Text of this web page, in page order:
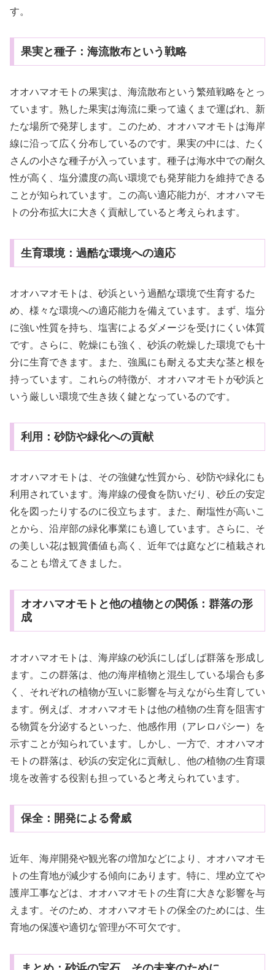
す。
果実と種子：海流散布という戦略
オオハマオモトの果実は、海流散布という繁殖戦略をとっ
ています。熟した果実は海流に乗って遠くまで運ばれ、新
たな場所で発芽します。このため、オオハマオモトは海岸
線に沿って広く分布しているのです。果実の中には、たく
さんの小さな種子が入っています。種子は海水中での耐久
性が高く、塩分濃度の高い環境でも発芽能力を維持できる
ことが知られています。この高い適応能力が、オオハマモ
トの分布拡大に大きく貢献していると考えられます。
生育環境：過酷な環境への適応
オオハマオモトは、砂浜という過酷な環境で生育するた
め、様々な環境への適応能力を備えています。まず、塩分
に強い性質を持ち、塩害によるダメージを受けにくい体質
です。さらに、乾燥にも強く、砂浜の乾燥した環境でも十
分に生育できます。また、強風にも耐える丈夫な茎と根を
持っています。これらの特徴が、オオハマオモトが砂浜と
いう厳しい環境で生き抜く鍵となっているのです。
利用：砂防や緑化への貢献
オオハマオモトは、その強健な性質から、砂防や緑化にも
利用されています。海岸線の侵食を防いだり、砂丘の安定
化を図ったりするのに役立ちます。また、耐塩性が高いこ
とから、沿岸部の緑化事業にも適しています。さらに、そ
の美しい花は観賞価値も高く、近年では庭などに植栽され
ることも増えてきました。
オオハマオモトと他の植物との関係：群落の形
成
オオハマオモトは、海岸線の砂浜にしばしば群落を形成し
ます。この群落は、他の海岸植物と混生している場合も多
く、それぞれの植物が互いに影響を与えながら生育してい
ます。例えば、オオハマオモトは他の植物の生育を阻害す
る物質を分泌するといった、他感作用（アレロパシー）を
示すことが知られています。しかし、一方で、オオハマオ
モトの群落は、砂浜の安定化に貢献し、他の植物の生育環
境を改善する役割も担っていると考えられています。
保全：開発による脅威
近年、海岸開発や観光客の増加などにより、オオハマオモ
トの生育地が減少する傾向にあります。特に、埋め立てや
護岸工事などは、オオハマオモトの生育に大きな影響を与
えます。そのため、オオハマオモトの保全のためには、生
育地の保護や適切な管理が不可欠です。